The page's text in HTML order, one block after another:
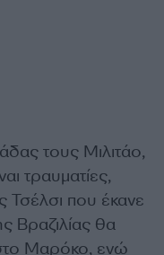
τους Μιλιτάο,
τραυματίες,
που έκανε
Βραζιλίας θα
στο Μαρόκο, ενώ